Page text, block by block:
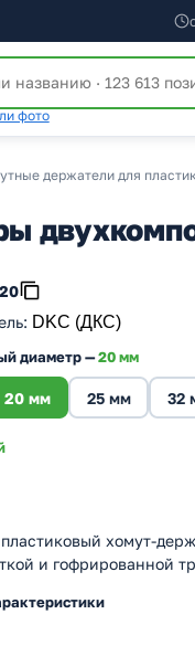
фото
держатели для
: DKC (ДКС)
диаметр —20 мм
20 мм 25 мм 32
хомут-
и гофрированной